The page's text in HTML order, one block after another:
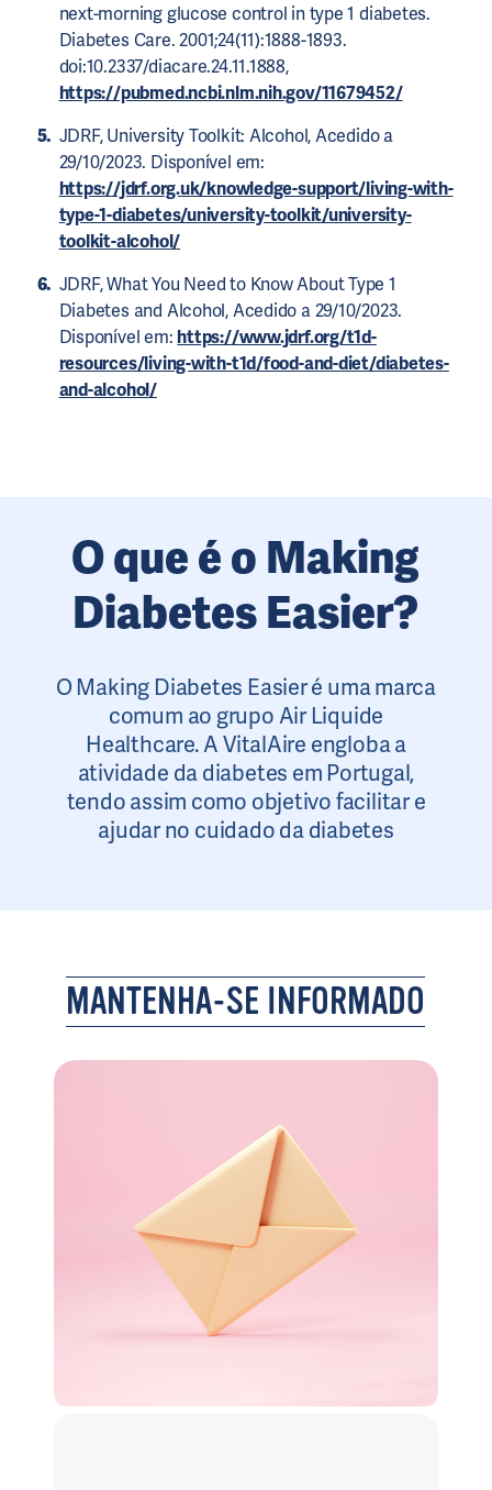
next-morning glucose control in type 1 diabetes.
Diabetes Care. 2001;24(11):1888-1893.
doi:10.2337/diacare.24.11.1888,
https://pubmed.ncbi.nlm.nih.gov/11679452/
JDRF, University Toolkit: Alcohol, Acedido a
29/10/2023. Disponível em:
https://jdrf.org.uk/knowledge-support/living-with-
type-1-diabetes/university-toolkit/university-
toolkit-alcohol/
JDRF, What You Need to Know About Type 1
Diabetes and Alcohol, Acedido a 29/10/2023.
Disponível em: https://www.jdrf.org/t1d-
resources/living-with-t1d/food-and-diet/diabetes-
and-alcohol/
O que é o Making
Diabetes Easier?
O Making Diabetes Easier é uma marca
comum ao grupo Air Liquide
Healthcare. A VitalAire engloba a
atividade da diabetes em Portugal,
tendo assim como objetivo facilitar e
ajudar no cuidado da diabetes
MANTENHA-SE INFORMADO